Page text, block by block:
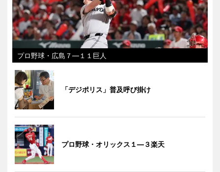
プロ野球・広島７―１１巨人
「デジポリス」普及呼び掛け
プロ野球・オリックス１―３楽天